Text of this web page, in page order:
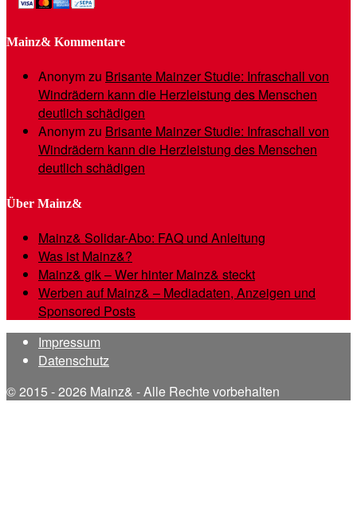
Mainz& Kommentare
Anonymzu Brisante Mainzer Studie: Infraschall von
Windrädern kann die Herzleistung des Menschen
deutlich schädigen
Anonymzu Brisante Mainzer Studie: Infraschall von
Windrädern kann die Herzleistung des Menschen
deutlich schädigen
Über Mainz&
Mainz& Solidar-Abo: FAQ und Anleitung
Was ist Mainz&?
Mainz& gik – Wer hinter Mainz& steckt
Werben auf Mainz& – Mediadaten, Anzeigen und
Sponsored Posts
Impressum
Datenschutz
© 2015 - 2026 Mainz& - Alle Rechte vorbehalten